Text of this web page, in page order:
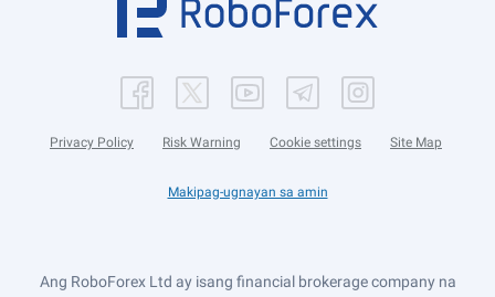
Privacy Policy Risk Warning Cookie settings Site Map
Makipag-ugnayan sa amin
Ang RoboForex Ltd ay isang financial brokerage company na